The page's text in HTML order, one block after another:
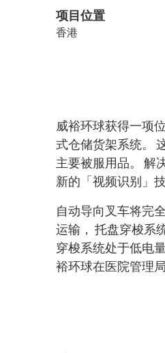
项目位置
香港
威裕环球获得一项
式仓储货架系统。
主要被服用品。 解
新的「视频识别」
自动导向叉车将完
运输， 托盘穿梭系
穿梭系统处于低电
裕环球在医院管理